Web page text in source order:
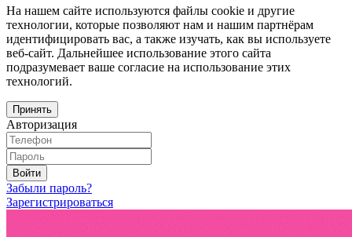
На нашем сайте используются файлы cookie и другие
технологии, которые позволяют нам и нашим партнёрам
идентифицировать вас, а также изучать, как вы используете
веб-сайт. Дальнейшее использование этого сайта
подразумевает ваше согласие на использование этих
технологий.
Принять
Авторизация
Войти
Забыли пароль?
Зарегистрироваться